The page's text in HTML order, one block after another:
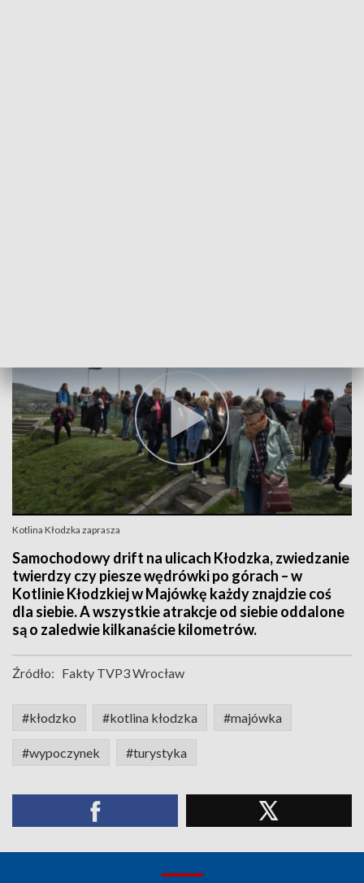
Kotlina Kłodzka zaprasza
Samochodowy drift na ulicach Kłodzka, zwiedzanie
twierdzy czy piesze wędrówki po górach – w
Kotlinie Kłodzkiej w Majówkę każdy znajdzie coś
dla siebie. A wszystkie atrakcje od siebie oddalone
są o zaledwie kilkanaście kilometrów.
Źródło: Fakty TVP3 Wrocław
#kłodzko #kotlina kłodzka #majówka
#wypoczynek #turystyka